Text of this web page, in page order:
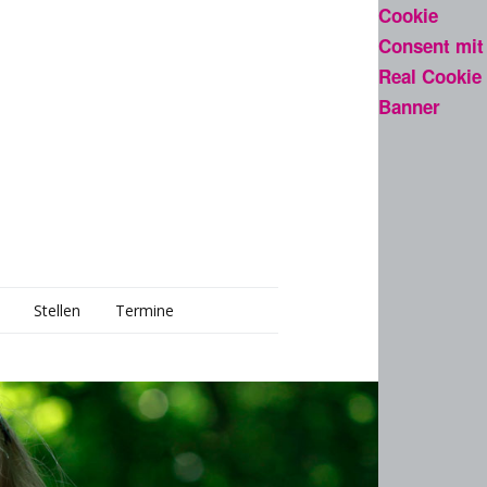
Stellen Termine
Cookie
Consent mit
Real Cookie
Banner